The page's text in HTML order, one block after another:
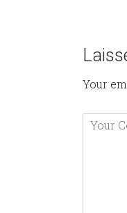
Your